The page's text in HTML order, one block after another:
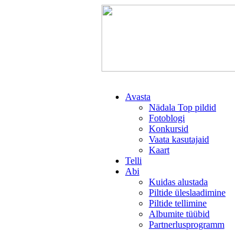
Avasta
Nädala Top pildid
Fotoblogi
Konkursid
Vaata kasutajaid
Kaart
Telli
Abi
Kuidas alustada
Piltide üleslaadimine
Piltide tellimine
Albumite tüübid
Partnerlusprogramm